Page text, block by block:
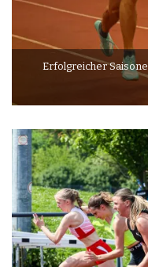
Erfolgreicher